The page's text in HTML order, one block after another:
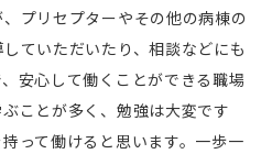
プリセプターやその他の病棟の
ていただいたり、相談などにも
安心して働くことができる職場
ことが多く、勉強は大変です
って働けると思います。一歩一